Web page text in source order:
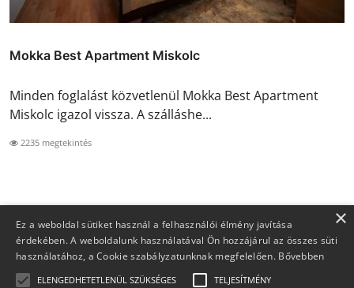
Mokka Best Apartment Miskolc
Minden foglalást közvetlenül Mokka Best Apartment
Miskolc igazol vissza. A szálláshe...
2235 megtekintés
×
Ez a weboldal sütiket használ a felhasználói élmény javítása
érdekében. A weboldalunk használatával Ön hozzájárul az összes süti
használatához, a Cookie szabályzatunknak megfelelően. Bővebben
ELENGEDHETETLENÜL SZÜKSÉGES TELJESÍTMÉNY